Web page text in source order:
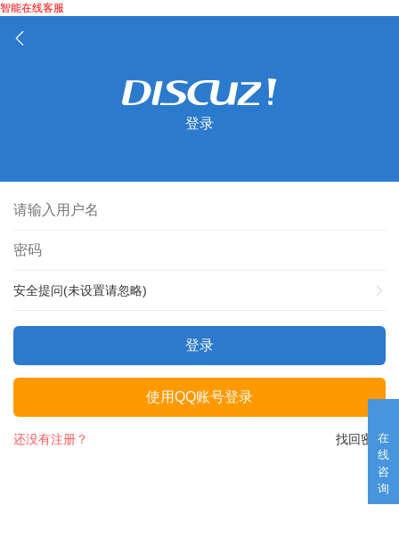
智能在线客服
在
线
咨
询
登录
安全提问(未设置请忽略)
登录
使用QQ账号登录
找回密码
还没有注册？